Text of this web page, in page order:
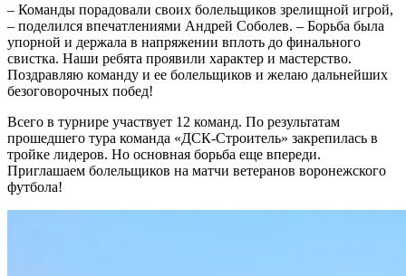
– Команды порадовали своих болельщиков зрелищной игрой,
– поделился впечатлениями Андрей Соболев. – Борьба была
упорной и держала в напряжении вплоть до финального
свистка. Наши ребята проявили характер и мастерство.
Поздравляю команду и ее болельщиков и желаю дальнейших
безоговорочных побед!
Всего в турнире участвует 12 команд. По результатам
прошедшего тура команда «ДСК-Строитель» закрепилась в
тройке лидеров. Но основная борьба еще впереди.
Приглашаем болельщиков на матчи ветеранов воронежского
футбола!